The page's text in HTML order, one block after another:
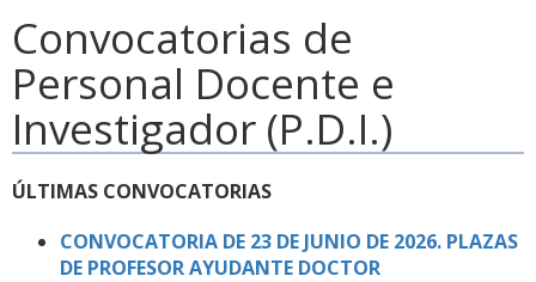
Convocatorias de
Personal Docente e
Investigador (P.D.I.)
ÚLTIMAS CONVOCATORIAS
CONVOCATORIA DE 23 DE JUNIO DE 2026. PLAZAS
DE PROFESOR AYUDANTE DOCTOR